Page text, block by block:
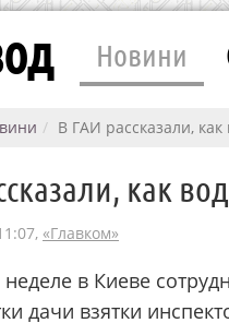
Новини
В ГАИ рассказали,
как
«Главком»
в Киеве
дачи взятки